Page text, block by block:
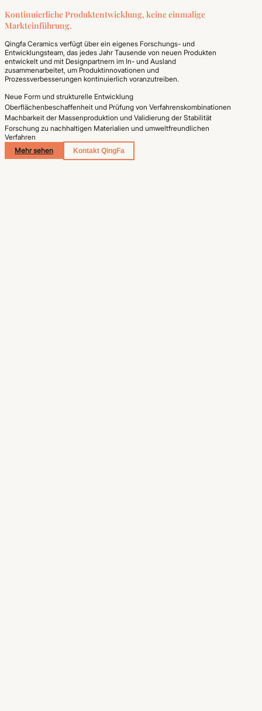
Kontinuierliche Produktentwicklung, keine einmalige
Markteinführung.
Qingfa Ceramics verfügt über ein eigenes Forschungs- und
Entwicklungsteam, das jedes Jahr Tausende von neuen Produkten
entwickelt und mit Designpartnern im In- und Ausland
zusammenarbeitet, um Produktinnovationen und
Prozessverbesserungen kontinuierlich voranzutreiben.
Neue Form und strukturelle Entwicklung
Oberflächenbeschaffenheit und Prüfung von Verfahrenskombinationen
Machbarkeit der Massenproduktion und Validierung der Stabilität
Forschung zu nachhaltigen Materialien und umweltfreundlichen
Verfahren
Mehr sehen
Kontakt QingFa